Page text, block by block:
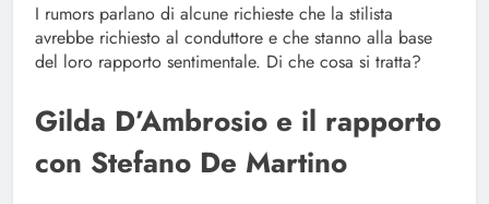
I rumors parlano di alcune richieste che la stilista
avrebbe richiesto al conduttore e che stanno alla base
del loro rapporto sentimentale. Di che cosa si tratta?
Gilda D’Ambrosio e il rapporto
con Stefano De Martino